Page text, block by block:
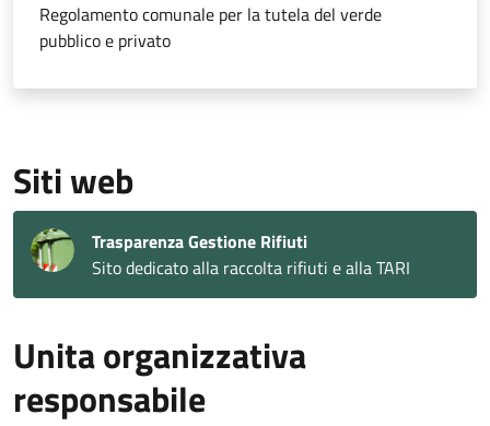
Regolamento comunale per la tutela del verde
pubblico e privato
Siti web
Trasparenza Gestione Rifiuti
Sito dedicato alla raccolta rifiuti e alla TARI
Unita organizzativa
responsabile